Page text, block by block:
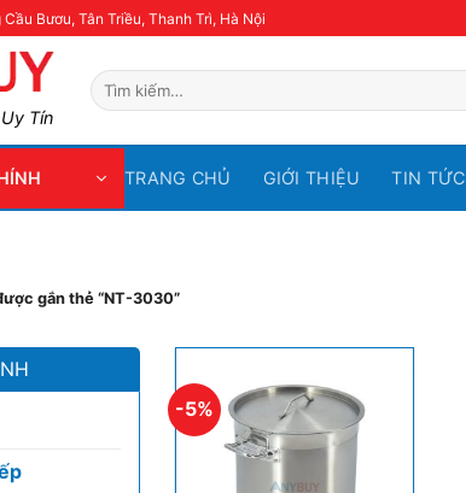
Bươu, Tân Triều, Thanh Trì, Hà Nội
Tín
Tìm
kiếm:
TRANG CHỦ GIỚI THIỆU TIN TỨC
gắn thẻ “NT-3030”
-5%